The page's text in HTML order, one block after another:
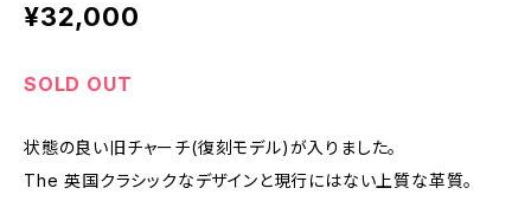
¥32,000
SOLD OUT
状態の良い旧チャーチ(復刻モデル)が入りました。
The 英国クラシックなデザインと現行にはない上質な革質。